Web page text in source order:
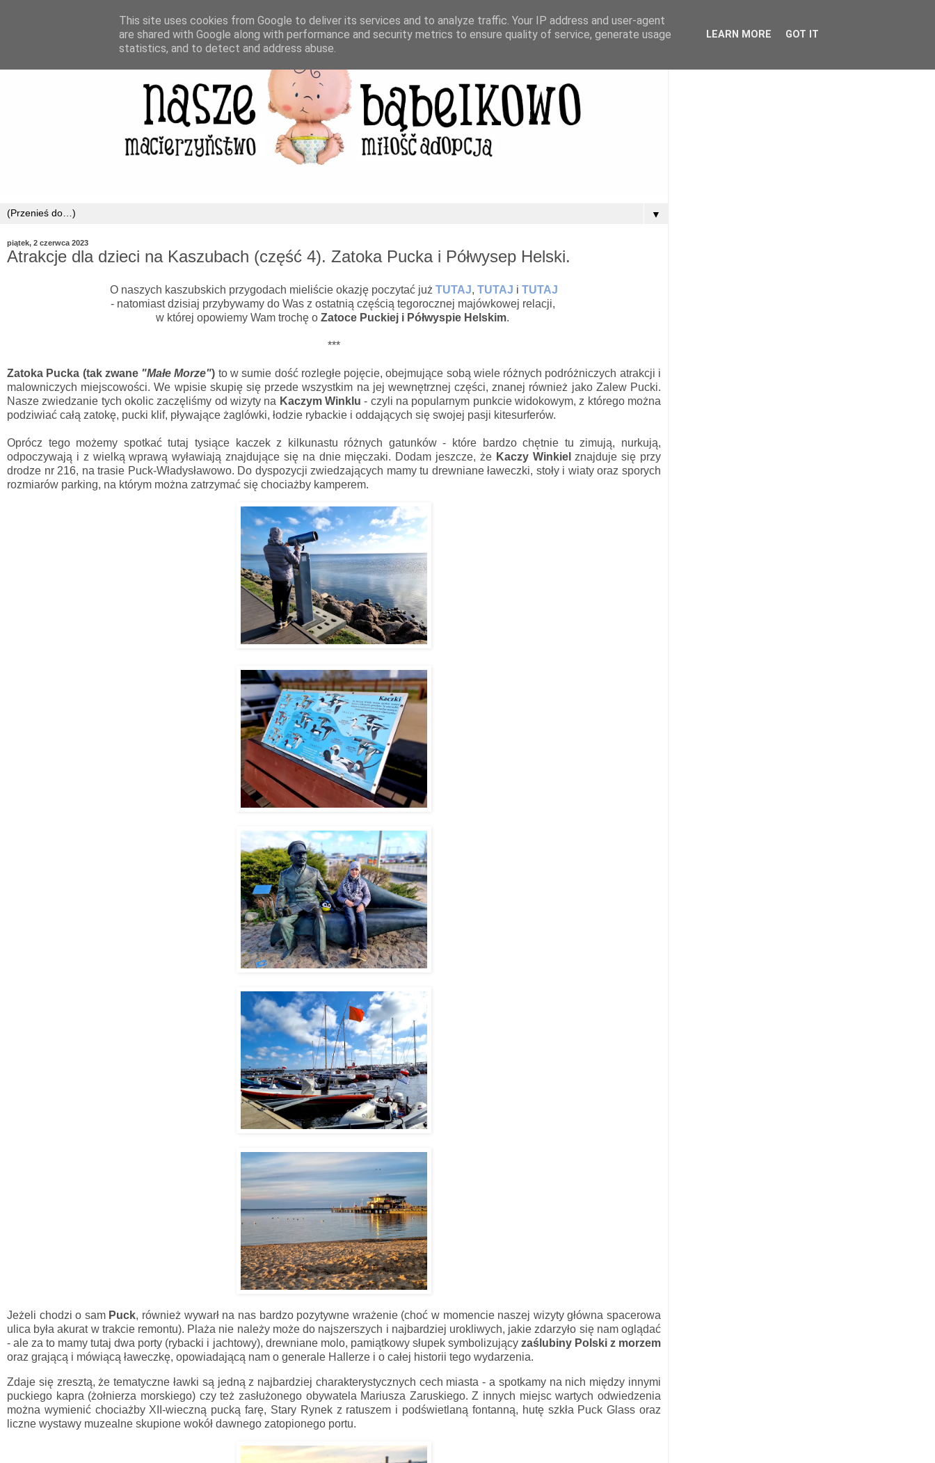
▼
piątek, 2 czerwca 2023
Atrakcje dla dzieci na Kaszubach (część 4). Zatoka Pucka i Półwysep Helski.
O naszych kaszubskich przygodach mieliście okazję poczytać już TUTAJ, TUTAJ i TUTAJ
- natomiast dzisiaj przybywamy do Was z ostatnią częścią tegorocznej majówkowej relacji,
w której opowiemy Wam trochę o Zatoce Puckiej i Półwyspie Helskim.
***
Zatoka Pucka (tak zwane "Małe Morze") to w sumie dość rozległe pojęcie, obejmujące sobą wiele różnych podróżniczych atrakcji i
malowniczych miejscowości. We wpisie skupię się przede wszystkim na jej wewnętrznej części, znanej również jako Zalew Pucki.
Nasze zwiedzanie tych okolic zaczęliśmy od wizyty na Kaczym Winklu - czyli na popularnym punkcie widokowym, z którego można
podziwiać całą zatokę, pucki klif, pływające żaglówki, łodzie rybackie i oddających się swojej pasji kitesurferów.
Oprócz tego możemy spotkać tutaj tysiące kaczek z kilkunastu różnych gatunków - które bardzo chętnie tu zimują, nurkują,
odpoczywają i z wielką wprawą wyławiają znajdujące się na dnie mięczaki. Dodam jeszcze, że Kaczy Winkiel znajduje się przy
drodze nr 216, na trasie Puck-Władysławowo. Do dyspozycji zwiedzających mamy tu drewniane ławeczki, stoły i wiaty oraz sporych
rozmiarów parking, na którym można zatrzymać się chociażby kamperem.
Jeżeli chodzi o sam Puck, również wywarł na nas bardzo pozytywne wrażenie (choć w momencie naszej wizyty główna spacerowa
ulica była akurat w trakcie remontu). Plaża nie należy może do najszerszych i najbardziej urokliwych, jakie zdarzyło się nam oglądać
- ale za to mamy tutaj dwa porty (rybacki i jachtowy), drewniane molo, pamiątkowy słupek symbolizujący zaślubiny Polski z morzem
oraz grającą i mówiącą ławeczkę, opowiadającą nam o generale Hallerze i o całej historii tego wydarzenia.
Zdaje się zresztą, że tematyczne ławki są jedną z najbardziej charakterystycznych cech miasta - a spotkamy na nich między innymi
puckiego kapra (żołnierza morskiego) czy też zasłużonego obywatela Mariusza Zaruskiego. Z innych miejsc wartych odwiedzenia
można wymienić chociażby XII-wieczną pucką farę, Stary Rynek z ratuszem i podświetlaną fontanną, hutę szkła Puck Glass oraz
liczne wystawy muzealne skupione wokół dawnego zatopionego portu.
This site uses cookies from Google to deliver its services and to analyze traffic. Your IP address and user-agent
are shared with Google along with performance and security metrics to ensure quality of service, generate usage
statistics, and to detect and address abuse.
LEARN MORE GOT IT